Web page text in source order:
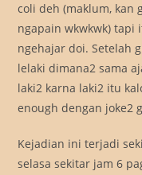
coli deh (maklum, kan
ngapain wkwkwk)
ngehajar doi. Setelah
lelaki dimana2 sama
laki2 karna laki2 itu
enough dengan joke2
Kejadian ini terjadi
selasa sekitar jam 6